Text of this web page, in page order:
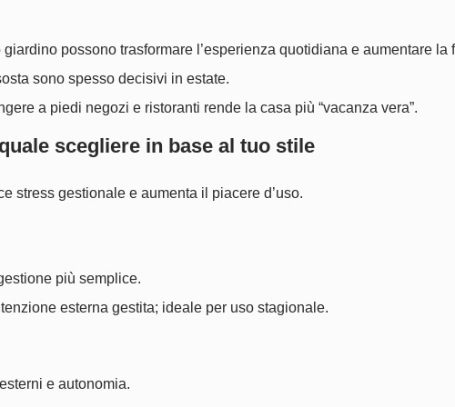
possono trasformare l’esperienza quotidiana e aumentare la
sono spesso decisivi in estate.
a piedi negozi e ristoranti rende la casa più “vacanza vera”.
scegliere in base al tuo stile
stress gestionale e aumenta il piacere d’uso.
più semplice.
esterna gestita; ideale per uso stagionale.
e autonomia.